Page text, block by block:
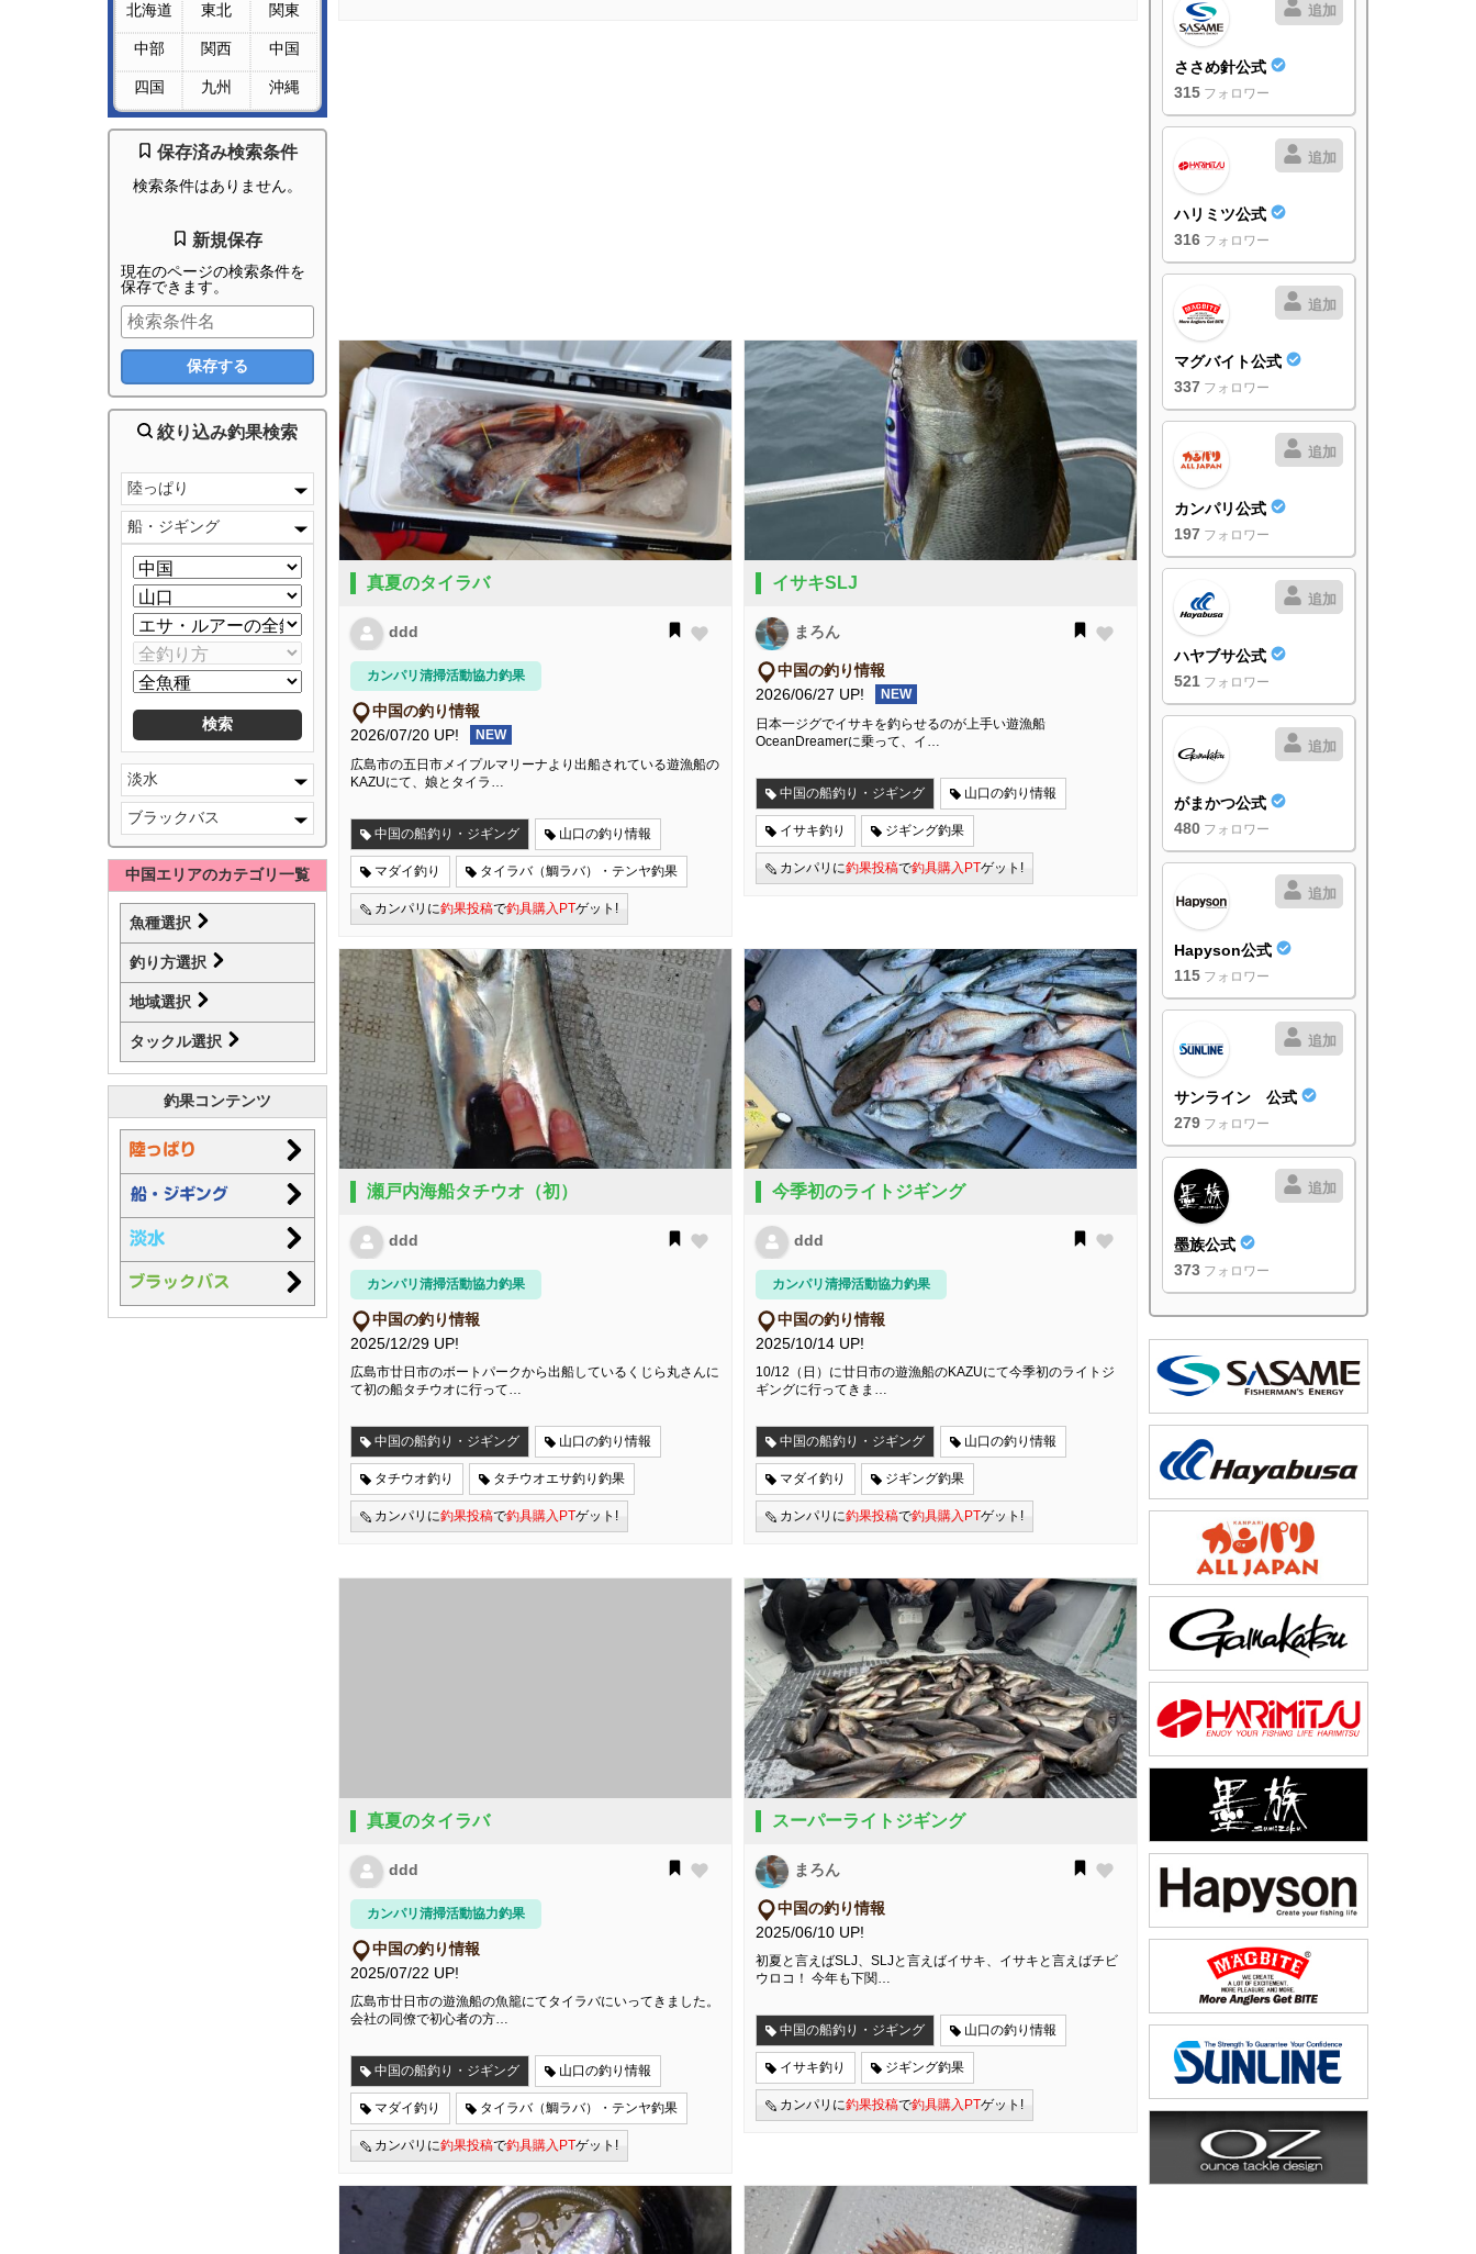
北海道
東北 関東
中部 関西 中国
四国 九州 沖縄
保存済み検索条件
検索条件はありません。
新規保存
現在のページの検索条件を
保存できます。
絞り込み釣果検索
陸っぱり
船・ジギング
淡水
ブラックバス
中国エリアのカテゴリ一覧
魚種選択
釣り方選択
地域選択
タックル選択
釣果コンテンツ
真夏のタイラバ
ddd
カンパリ清掃活動協力釣果
中国の釣り情報
2026/07/20 UP!
NEW
広島市の五日市メイプルマリーナより出船されている遊漁船の
KAZUにて、娘とタイラ…
中国の船釣り・ジギング 山口の釣り情報
マダイ釣り タイラバ（鯛ラバ）・テンヤ釣果
カンパリに釣果投稿で釣具購入PTゲット!
イサキSLJ
まろん
中国の釣り情報
2026/06/27 UP!
NEW
日本一ジグでイサキを釣らせるのが上手い遊漁船
OceanDreamerに乗って、イ…
中国の船釣り・ジギング 山口の釣り情報
イサキ釣り ジギング釣果
カンパリに釣果投稿で釣具購入PTゲット!
瀬戸内海船タチウオ（初）
ddd
カンパリ清掃活動協力釣果
中国の釣り情報
2025/12/29 UP!
広島市廿日市のボートパークから出船しているくじら丸さんに
て初の船タチウオに行って…
中国の船釣り・ジギング 山口の釣り情報
タチウオ釣り タチウオエサ釣り釣果
カンパリに釣果投稿で釣具購入PTゲット!
今季初のライトジギング
ddd
カンパリ清掃活動協力釣果
中国の釣り情報
2025/10/14 UP!
10/12（日）に廿日市の遊漁船のKAZUにて今季初のライトジ
ギングに行ってきま…
中国の船釣り・ジギング 山口の釣り情報
マダイ釣り ジギング釣果
カンパリに釣果投稿で釣具購入PTゲット!
真夏のタイラバ
ddd
カンパリ清掃活動協力釣果
中国の釣り情報
2025/07/22 UP!
広島市廿日市の遊漁船の魚籠にてタイラバにいってきました。
会社の同僚で初心者の方…
中国の船釣り・ジギング 山口の釣り情報
マダイ釣り タイラバ（鯛ラバ）・テンヤ釣果
カンパリに釣果投稿で釣具購入PTゲット!
スーパーライトジギング
まろん
中国の釣り情報
2025/06/10 UP!
初夏と言えばSLJ、SLJと言えばイサキ、イサキと言えばチビ
ウロコ！ 今年も下関…
中国の船釣り・ジギング 山口の釣り情報
イサキ釣り ジギング釣果
カンパリに釣果投稿で釣具購入PTゲット!
追加
ささめ針公式
315 フォロワー
追加
ハリミツ公式
316 フォロワー
追加
マグバイト公式
337 フォロワー
追加
カンパリ公式
197 フォロワー
追加
ハヤブサ公式
521 フォロワー
追加
がまかつ公式
480 フォロワー
追加
Hapyson公式
115 フォロワー
追加
サンライン 公式
279 フォロワー
追加
墨族公式
373 フォロワー